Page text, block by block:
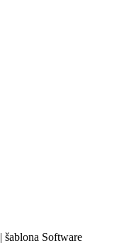
| šablona Software